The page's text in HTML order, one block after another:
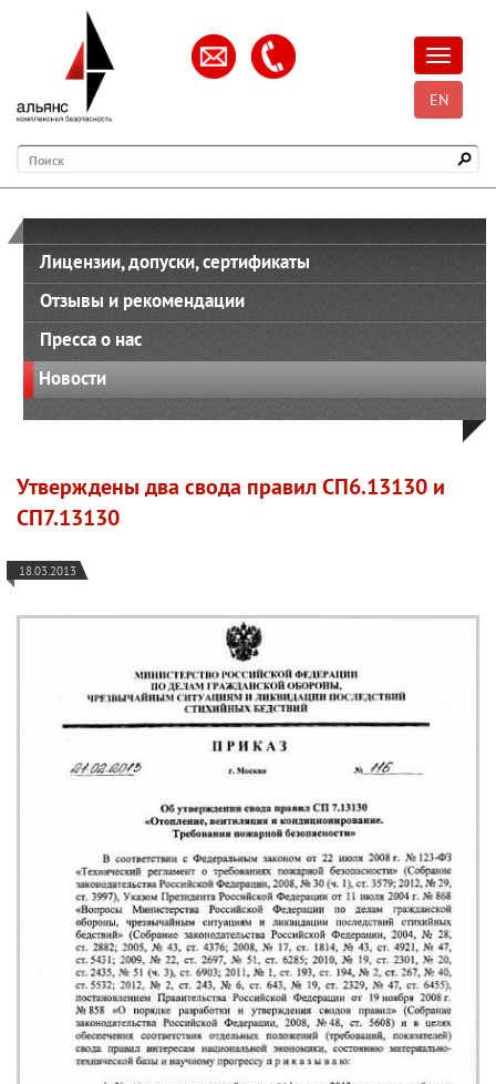
EN
Поиск
Лицензии, допуски, сертификаты
Отзывы и рекомендации
Пресса о нас
Новости
Утверждены два свода правил СП6.13130 и
СП7.13130
18.03.2013